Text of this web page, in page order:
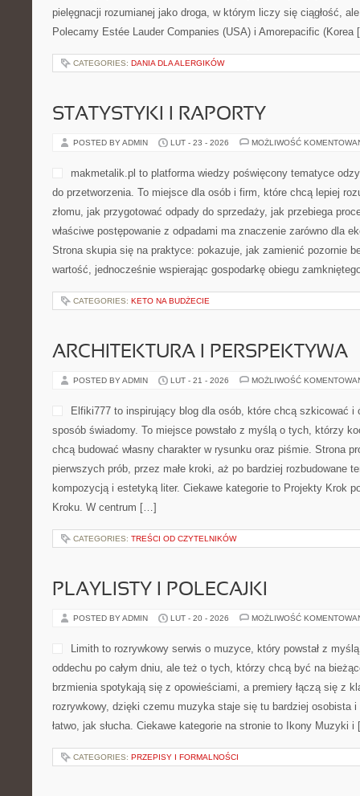
pielęgnacji rozumianej jako droga, w którym liczy się ciągłość,
Polecamy Estée Lauder Companies (USA) i Amorepacific
CATEGORIES: DANIA DLA ALERGIKÓW
STATYSTYKI I RAPORTY
POSTED BY ADMIN LUT - 23 - 2026 MOŻLIWOŚĆ
makmetalik.pl to platforma wiedzy poświęcony tematyce
do przetworzenia. To miejsce dla osób i firm, które chcą lepiej
złomu, jak przygotować odpady do sprzedaży, jak przebiega
właściwe postępowanie z odpadami ma znaczenie zarówno dla
Strona skupia się na praktyce: pokazuje, jak zamienić pozornie
wartość, jednocześnie wspierając gospodarkę obiegu
CATEGORIES: KETO NA BUDŻECIE
ARCHITEKTURA I PERSPEKTYWA
POSTED BY ADMIN LUT - 21 - 2026 MOŻLIWOŚĆ
Elfiki777 to inspirujący blog dla osób, które chcą szkicować i
sposób świadomy. To miejsce powstało z myślą o tych, którzy
chcą budować własny charakter w rysunku oraz piśmie. Strona
pierwszych prób, przez małe kroki, aż po bardziej rozbudowane
kompozycją i estetyką liter. Ciekawe kategorie to Projekty Krok
Kroku. W centrum […]
CATEGORIES: TREŚCI OD CZYTELNIKÓW
PLAYLISTY I POLECAJKI
POSTED BY ADMIN LUT - 20 - 2026 MOŻLIWOŚĆ
Limith to rozrywkowy serwis o muzyce, który powstał z
oddechu po całym dniu, ale też o tych, którzy chcą być na
brzmienia spotykają się z opowieściami, a premiery łączą się z
rozrywkowy, dzięki czemu muzyka staje się tu bardziej osobista
łatwo, jak słucha. Ciekawe kategorie na stronie to Ikony Muzyki
CATEGORIES: PRZEPISY I FORMALNOŚCI